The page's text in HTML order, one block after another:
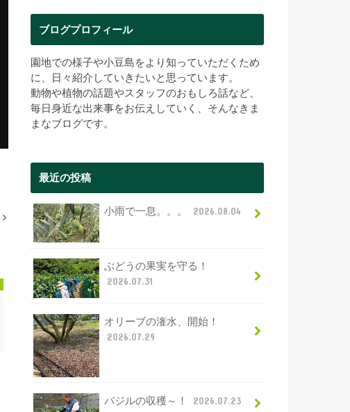
ブログプロフィール
園地での様子や小豆島をより知っていただくため
に、日々紹介していきたいと思っています。
動物や植物の話題やスタッフのおもしろ話など、
毎日身近な出来事をお伝えしていく、そんなきま
まなブログです。
最近の投稿
小雨で一息。。。 2026.08.04
ぶどうの果実を守る！
2026.07.31
オリーブの潅水、開始！
2026.07.29
バジルの収穫～！ 2026.07.23